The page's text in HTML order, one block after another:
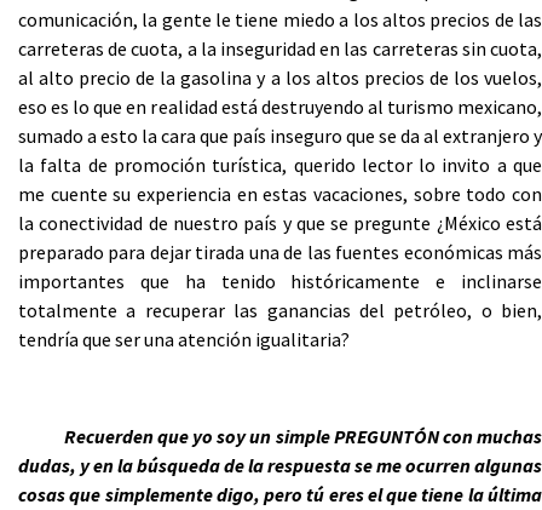
comunicación, la gente le tiene miedo a los altos precios de las
carreteras de cuota, a la inseguridad en las carreteras sin cuota,
al alto precio de la gasolina y a los altos precios de los vuelos,
eso es lo que en realidad está destruyendo al turismo mexicano,
sumado a esto la cara que país inseguro que se da al extranjero y
la falta de promoción turística, querido lector lo invito a que
me cuente su experiencia en estas vacaciones, sobre todo con
la conectividad de nuestro país y que se pregunte ¿México está
preparado para dejar tirada una de las fuentes económicas más
importantes que ha tenido históricamente e inclinarse
totalmente a recuperar las ganancias del petróleo, o bien,
tendría que ser una atención igualitaria?
Recuerden que yo soy un simple PREGUNTÓN con muchas
dudas, y en la búsqueda de la respuesta se me ocurren algunas
cosas que simplemente digo, pero tú eres el que tiene la última